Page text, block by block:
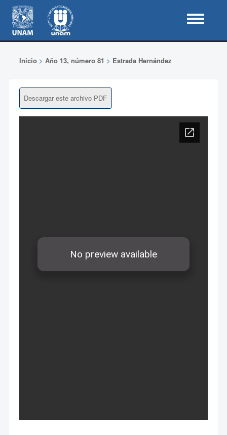
Inicio> Año 13, número 81 > Estrada Hernández
Descargar este archivo PDF